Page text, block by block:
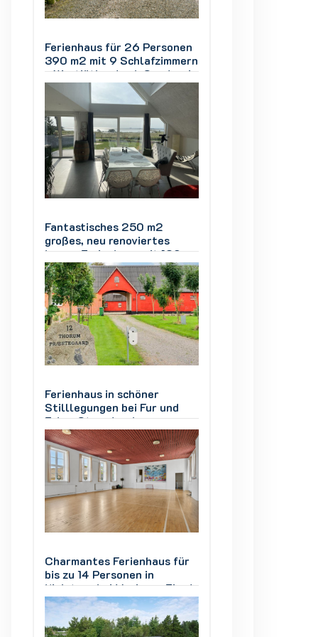
Ferienhaus für 26 Personen
390 m2 mit 9 Schlafzimmern
- Westjütland nah Søndervig
Fantastisches 250 m2
großes, neu renoviertes
Luxus-Ferienhaus mit 180-
Grad-Meerblick
Ferienhaus in schöner
Stilllegungen bei Fur und
Eskov Strandpark
Charmantes Ferienhaus für
bis zu 14 Personen in
Kielstrup bei Mariager Fjord